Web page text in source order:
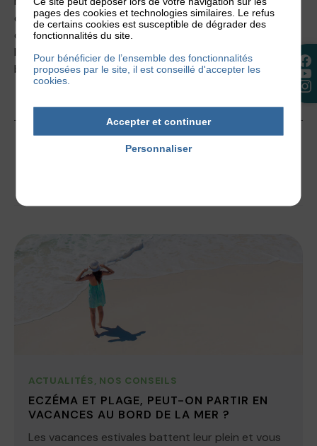
dermatologue permet de poser le bon diagnostic. De
cette manière, les patients bénéficient des traitements
les plus adaptés et de tout le soutien dont ils ont
besoin pour vivre avec cette maladie.
14 mars 2023
ACTUALITÉS, NOS CONSEILS
ECZÉMA ET PLAGE, PEUT-ON PARTIR EN
VACANCES AU BORD DE LA MER ?
Les vacances estivales battent leur plein et vous
pages des cookies et technologies similaires. Le refus
de certains cookies est susceptible de dégrader des
fonctionnalités du site.
Pour bénéficier de l’ensemble des fonctionnalités
proposées par le site, il est conseillé d'accepter les
cookies.
Accepter et continuer
Personnaliser